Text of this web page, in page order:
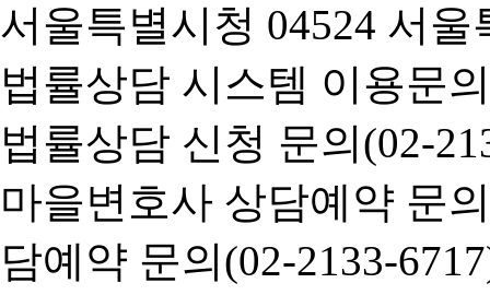
서울특별시청 04524 서
법률상담 시스템 이용문
법률상담 신청 문의(02-
마을변호사 상담예약 문
담예약 문의(02-2133-